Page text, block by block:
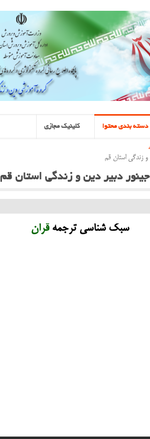
دسته بندی محتوا کلینیک مجازی
زندگی استان قم
دبیر دین و زندگی استان قم
سبک شناسی ترجمهقرآن